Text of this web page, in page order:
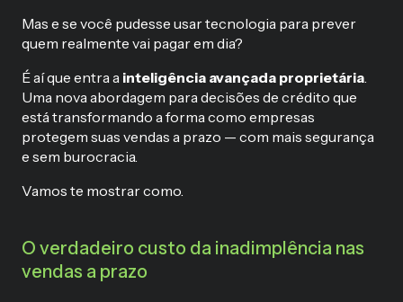
Mas e se você pudesse usar tecnologia para prever
quem realmente vai pagar em dia?
É aí que entra a inteligência avançada proprietária.
Uma nova abordagem para decisões de crédito que
está transformando a forma como empresas
protegem suas vendas a prazo — com mais segurança
e sem burocracia.
Vamos te mostrar como.
O verdadeiro custo da inadimplência nas
vendas a prazo